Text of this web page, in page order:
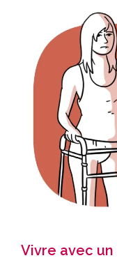
Vivre avec un